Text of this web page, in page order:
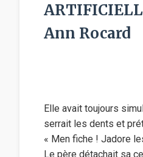
Ann Rocard
Elle avait toujours
serrait les dents et
« Men fiche ! Jadore
Le père détachait sa